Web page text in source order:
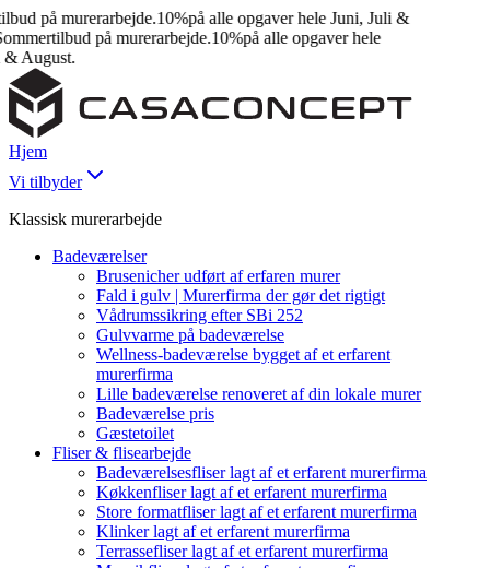
på murerarbejde.10%på alle opgaver hele Juni, Juli &
på murerarbejde.10%på alle opgaver hele
August.
Hjem
Vi tilbyder
Klassisk murerarbejde
Badeværelser
Brusenicher udført af erfaren murer
Fald i gulv | Murerfirma der gør det rigtigt
Vådrumssikring efter SBi 252
Gulvvarme på badeværelse
Wellness-badeværelse bygget af et erfarent
murerfirma
Lille badeværelse renoveret af din lokale murer
Badeværelse pris
Gæstetoilet
Fliser & flisearbejde
Badeværelsesfliser lagt af et erfarent murerfirma
Køkkenfliser lagt af et erfarent murerfirma
Store formatfliser lagt af et erfarent murerfirma
Klinker lagt af et erfarent murerfirma
Terrassefliser lagt af et erfarent murerfirma